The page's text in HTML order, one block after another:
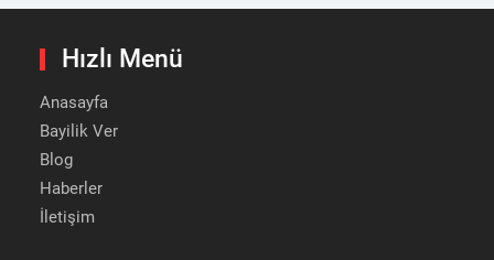
Hızlı Menü
Anasayfa
Bayilik Ver
Blog
Haberler
İletişim